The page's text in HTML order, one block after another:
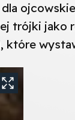
trójki jako
które